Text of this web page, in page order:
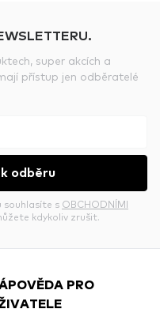
super akcích a
přístup jen odběratelé
odběru
souhlasíte s OBCHODNÍMI
kdykoliv zrušit.
PRO